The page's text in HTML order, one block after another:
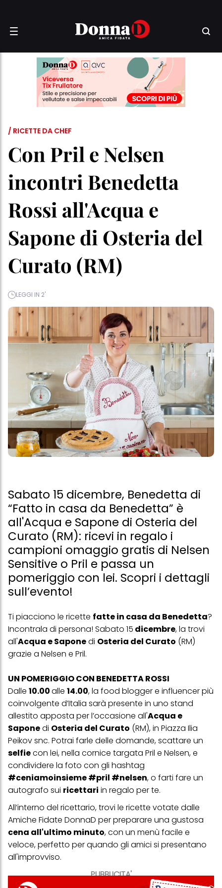
/ RICETTE DA CHEF
Con Pril e Nelsen
incontri Benedetta
Rossi all'Acqua e
Sapone di Osteria del
Curato (RM)
LEGGI IN 2'
Sabato 15 dicembre, Benedetta di
“Fatto in casa da Benedetta” è
all'Acqua e Sapone di Osteria del
Curato (RM): ricevi in regalo i
campioni omaggio gratis di Nelsen
Sensitive o Pril e passa un
pomeriggio con lei. Scopri i dettagli
sull’evento!
PUBBLICITA'
Ti piacciono le ricette fatte in casa da Benedetta?
Incontrala di persona! Sabato 15 dicembre, la trovi
all'Acqua e Saponedi Osteria del Curato (RM)
grazie a Nelsen e Pril.
UN POMERIGGIO CON BENEDETTA ROSSI
Dalle 10.00alle 14.00, la food blogger e influencer più
coinvolgente d’Italia sarà presente in uno stand
allestito apposta per l’occasione all'Acqua e
Saponedi Osteria del Curato (RM), in Piazza Ilia
Peikov snc. Potrai farle delle domande, scattare un
selfiecon lei, nella cornice targata Pril e Nelsen, e
condividere la foto con gli hashtag
#ceniamoinsieme #pril #nelsen, o farti fare un
autografo sui ricettari in regalo per te.
All’interno del ricettario, trovi le ricette votate dalle
Amiche Fidate DonnaD per preparare una gustosa
cena all'ultimo minuto, con un menù facile e
veloce, perfetto per quando gli amici si presentano
all'improvviso.